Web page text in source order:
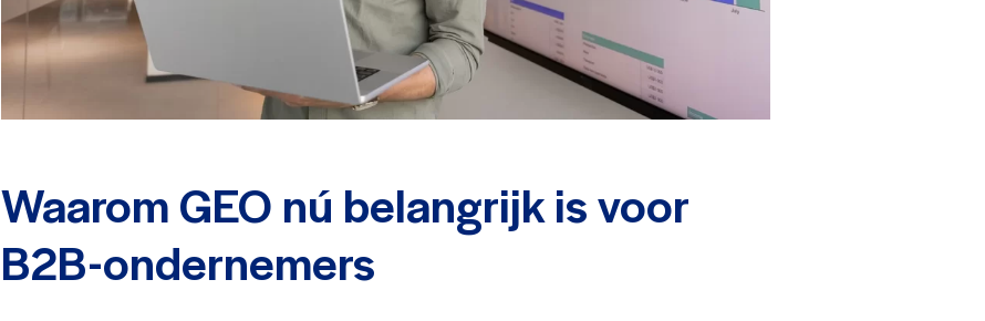
Waarom GEO nú belangrijk is voor
B2B-ondernemers